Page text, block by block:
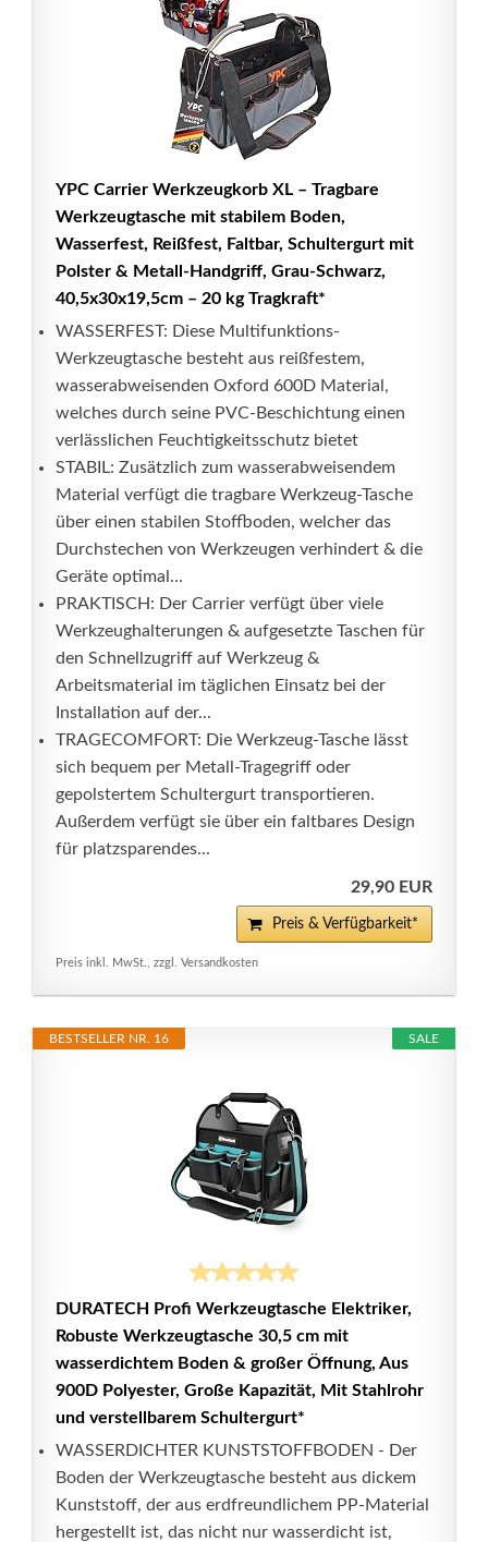
YPC Carrier Werkzeugkorb XL – Tragbare
Werkzeugtasche mit stabilem Boden,
Wasserfest, Reißfest, Faltbar, Schultergurt mit
Polster & Metall-Handgriff, Grau-Schwarz,
40,5x30x19,5cm – 20 kg Tragkraft*
WASSERFEST: Diese Multifunktions-
Werkzeugtasche besteht aus reißfestem,
wasserabweisenden Oxford 600D Material,
welches durch seine PVC-Beschichtung einen
verlässlichen Feuchtigkeitsschutz bietet
STABIL: Zusätzlich zum wasserabweisendem
Material verfügt die tragbare Werkzeug-Tasche
über einen stabilen Stoffboden, welcher das
Durchstechen von Werkzeugen verhindert & die
Geräte optimal...
PRAKTISCH: Der Carrier verfügt über viele
Werkzeughalterungen & aufgesetzte Taschen für
den Schnellzugriff auf Werkzeug &
Arbeitsmaterial im täglichen Einsatz bei der
Installation auf der...
TRAGECOMFORT: Die Werkzeug-Tasche lässt
sich bequem per Metall-Tragegriff oder
gepolstertem Schultergurt transportieren.
Außerdem verfügt sie über ein faltbares Design
für platzsparendes...
29,90 EUR
Preis & Verfügbarkeit*
Preis inkl. MwSt., zzgl. Versandkosten
SALE
BESTSELLER NR. 16
DURATECH Profi Werkzeugtasche Elektriker,
Robuste Werkzeugtasche 30,5 cm mit
wasserdichtem Boden & großer Öffnung, Aus
900D Polyester, Große Kapazität, Mit Stahlrohr
und verstellbarem Schultergurt*
WASSERDICHTER KUNSTSTOFFBODEN - Der
Boden der Werkzeugtasche besteht aus dickem
Kunststoff, der aus erdfreundlichem PP-Material
hergestellt ist, das nicht nur wasserdicht ist,